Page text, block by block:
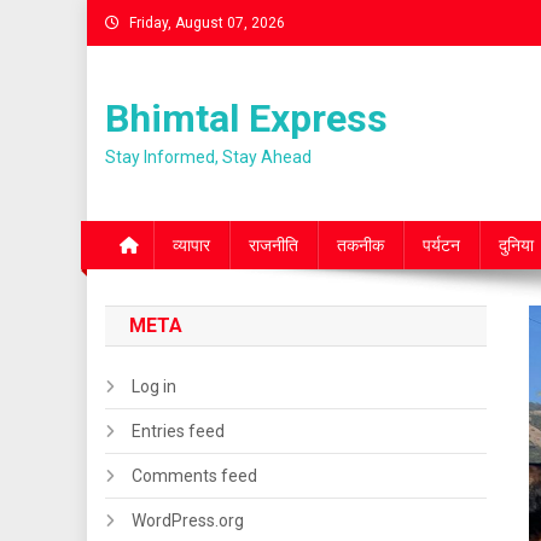
Skip
to
Friday, August 07, 2026
Bhimtal Express
Stay Informed, Stay Ahead
व्यापार राजनीति तकनीक पर्यटन दुनिया
META
Log in
Entries feed
Comments feed
WordPress.org